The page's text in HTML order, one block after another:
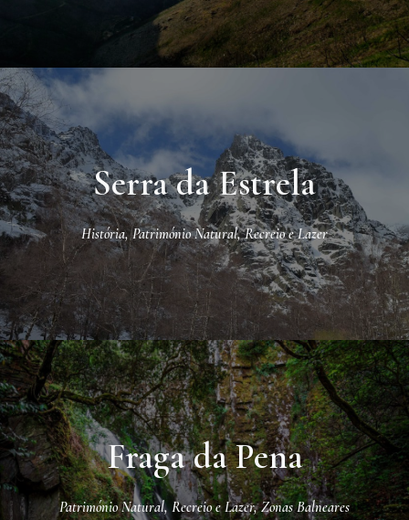
Serra da Estrela
História,Património Natural,Recreio e Lazer
Fraga da Pena
Património Natural,Recreio e Lazer,Zonas Balneares